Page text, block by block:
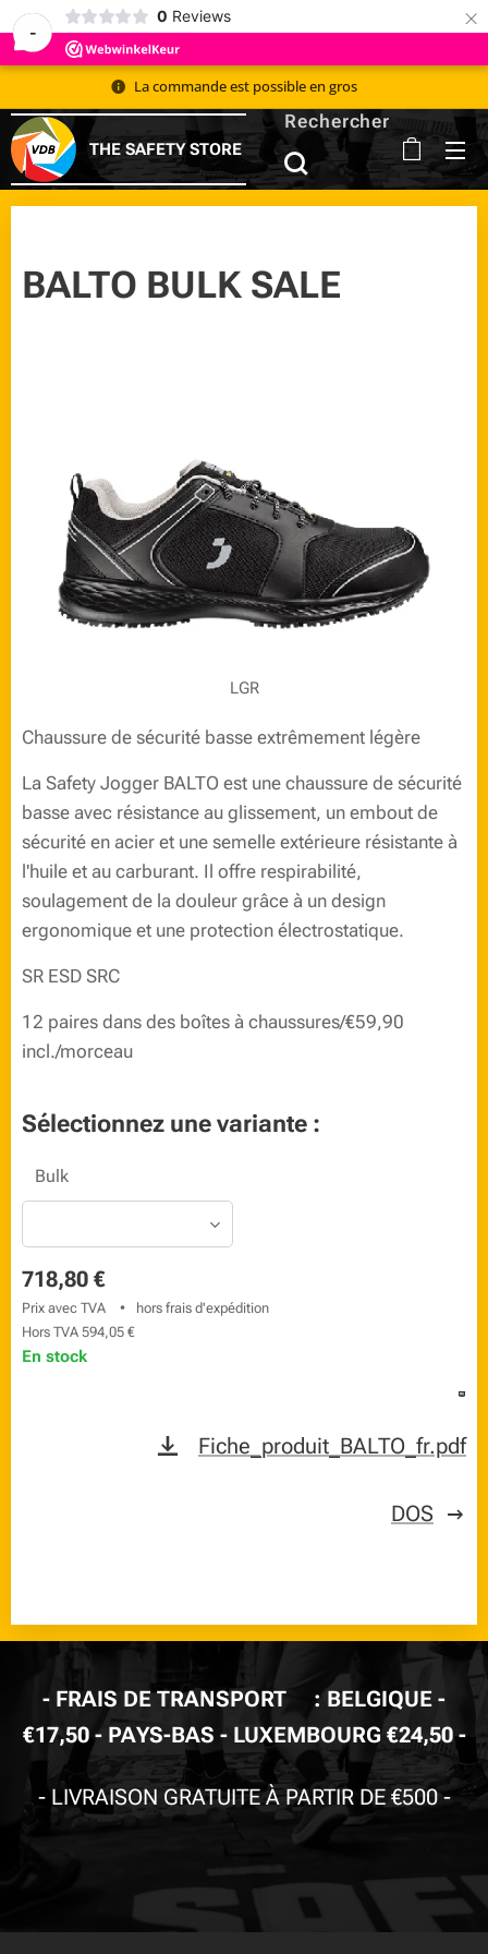
-
0 Reviews ×
La commande est possible en gros 📦
THE SAFETY STORE
Rechercher
BALTO BULK SALE
LGR
Chaussure de sécurité basse extrêmement légère
La Safety Jogger BALTO est une chaussure de sécurité
basse avec résistance au glissement, un embout de
sécurité en acier et une semelle extérieure résistante à
l'huile et au carburant. Il offre respirabilité,
soulagement de la douleur grâce à un design
ergonomique et une protection électrostatique.
SR ESD SRC
12 paires dans des boîtes à chaussures/€59,90
incl./morceau
Sélectionnez une variante :
Bulk
718,80 €
Prix avec TVA
hors frais d'expédition
Hors TVA 594,05 €
En stock
Fiche_produit_BALTO_fr.pdf
DOS
- FRAIS DE TRANSPORT🚚: BELGIQUE -
€17,50 - PAYS-BAS - LUXEMBOURG €24,50-
- LIVRAISON GRATUITE À PARTIR DE €500-